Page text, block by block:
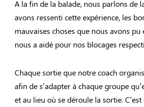
A la fin de la balade, nous parlons de
avons ressenti cette expérience, les
mauvaises choses que nous avons pu
nous a aidé pour nos blocages
Chaque sortie que notre coach
afin de s’adapter à chaque groupe
et au lieu où se déroule la sortie.